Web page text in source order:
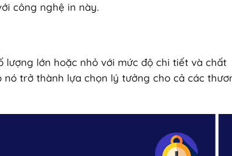
công nghệ in này.
lớn hoặc nhỏ với mức độ chi tiết và chất
trở thành lựa chọn lý tưởng cho cả các